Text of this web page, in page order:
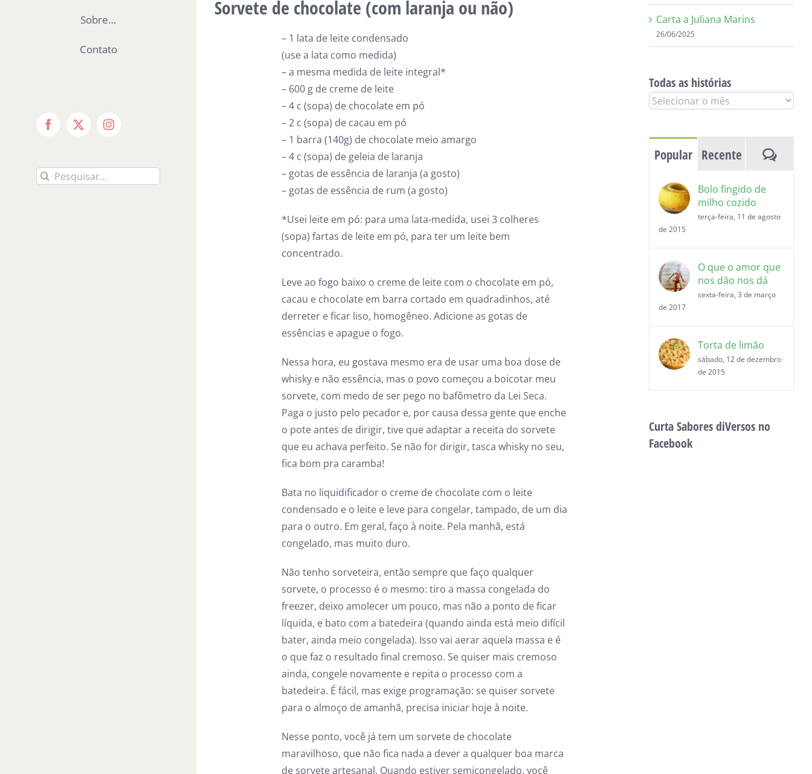
Sobre…
Contato
Facebook
X Instagram
Buscar
Sorvete de chocolate (com laranja ou não)
– 1 lata de leite condensado
(use a lata como medida)
– a mesma medida de leite integral*
– 600 g de creme de leite
– 4 c (sopa) de chocolate em pó
– 2 c (sopa) de cacau em pó
– 1 barra (140g) de chocolate meio amargo
– 4 c (sopa) de geleia de laranja
– gotas de essência de laranja (a gosto)
– gotas de essência de rum (a gosto)
*Usei leite em pó: para uma lata-medida, usei 3 colheres
(sopa) fartas de leite em pó, para ter um leite bem
concentrado.
Leve ao fogo baixo o creme de leite com o chocolate em pó,
cacau e chocolate em barra cortado em quadradinhos, até
derreter e ficar liso, homogêneo. Adicione as gotas de
essências e apague o fogo.
Nessa hora, eu gostava mesmo era de usar uma boa dose de
whisky e não essência, mas o povo começou a boicotar meu
sorvete, com medo de ser pego no bafômetro da Lei Seca.
Paga o justo pelo pecador e, por causa dessa gente que enche
o pote antes de dirigir, tive que adaptar a receita do sorvete
que eu achava perfeito. Se não for dirigir, tasca whisky no seu,
fica bom pra caramba!
Bata no liquidificador o creme de chocolate com o leite
condensado e o leite e leve para congelar, tampado, de um dia
para o outro. Em geral, faço à noite. Pela manhã, está
congelado, mas muito duro.
Não tenho sorveteira, então sempre que faço qualquer
sorvete, o processo é o mesmo: tiro a massa congelada do
freezer, deixo amolecer um pouco, mas não a ponto de ficar
líquida, e bato com a batedeira (quando ainda está meio difícil
bater, ainda meio congelada). Isso vai aerar aquela massa e é
o que faz o resultado final cremoso. Se quiser mais cremoso
ainda, congele novamente e repita o processo com a
batedeira. É fácil, mas exige programação: se quiser sorvete
para o almoço de amanhã, precisa iniciar hoje à noite.
Nesse ponto, você já tem um sorvete de chocolate
maravilhoso, que não fica nada a dever a qualquer boa marca
de sorvete artesanal. Quando estiver semicongelado, você
Carta a Juliana Marins
26/06/2025
Todas as histórias
Todas
Popular Recente
Bolo fingido de
milho cozido
terça-feira, 11 de agosto
de 2015
O que o amor que
nos dão nos dá
sexta-feira, 3 de março
de 2017
Torta de limão
sábado, 12 de dezembro
de 2015
Curta Sabores diVersos no
Facebook